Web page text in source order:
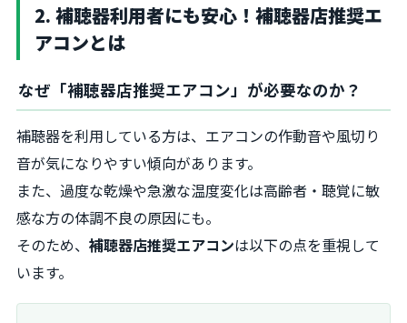
2. 補聴器利用者にも安心！補聴器店推奨エ
アコンとは
なぜ「補聴器店推奨エアコン」が必要なのか？
補聴器を利用している方は、エアコンの作動音や風切り
音が気になりやすい傾向があります。
また、過度な乾燥や急激な温度変化は高齢者・聴覚に敏
感な方の体調不良の原因にも。
そのため、 補聴器店推奨エアコンは以下の点を重視して
います。